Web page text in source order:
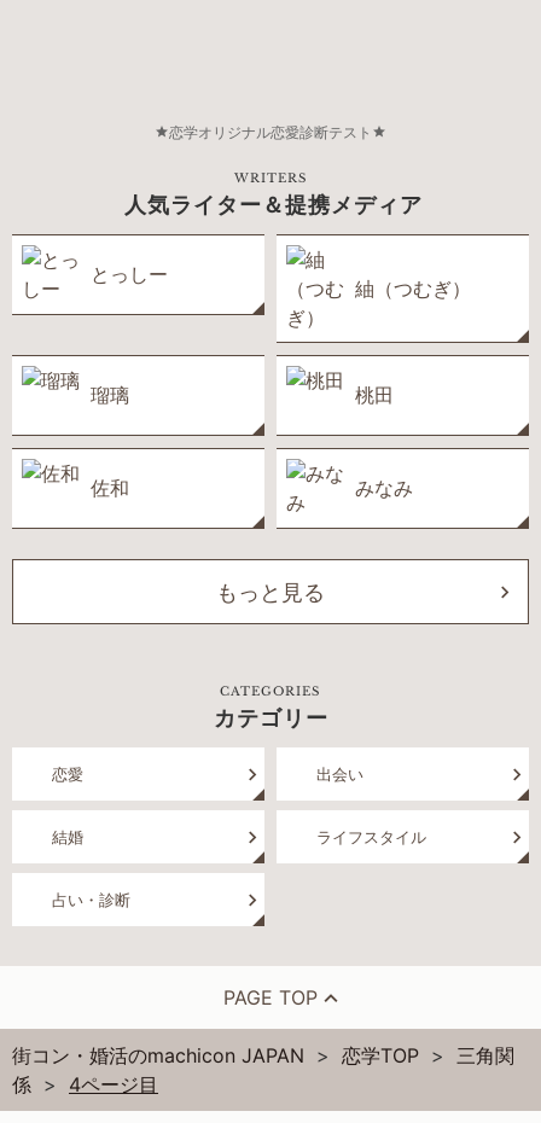
恋学オリジナル恋愛診断テスト
WRITERS
人気ライター＆提携メディア
とっしー
紬（つむぎ）
瑠璃 桃田
佐和 みなみ
もっと見る
CATEGORIES
カテゴリー
恋愛 出会い
結婚 ライフスタイル
占い・診断
PAGE TOP
街コン・婚活のmachicon JAPAN 恋学TOP
三角関
係
4ページ目